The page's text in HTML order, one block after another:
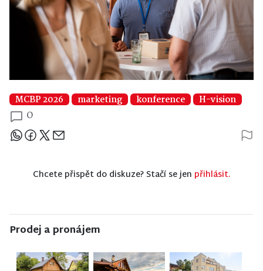
MCBP 2026 marketing konference H-vision
0
Sdílejte článek
Chcete přispět do diskuze? Stačí se jen přihlásit.
Prodej a pronájem